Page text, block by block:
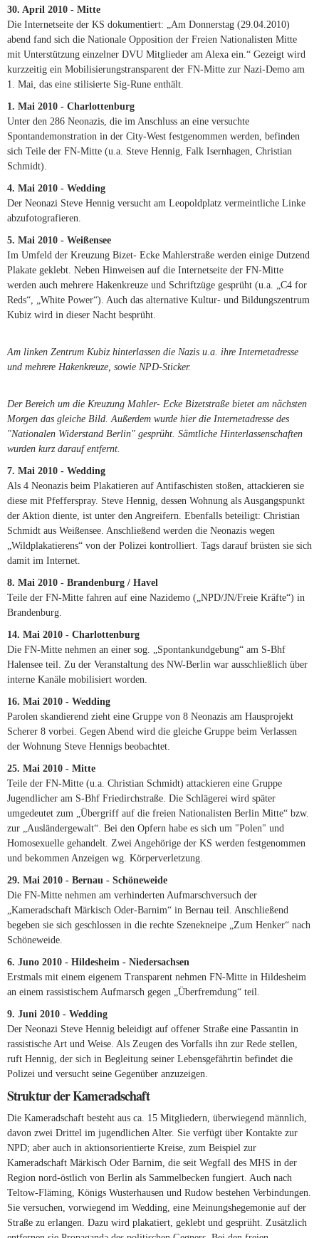
30. April 2010 - Mitte
Die Internetseite der KS dokumentiert: „Am Donnerstag (29.04.2010)
abend fand sich die Nationale Opposition der Freien Nationalisten Mitte
mit Unterstützung einzelner DVU Mitglieder am Alexa ein.“ Gezeigt wird
kurzzeitig ein Mobilisierungstransparent der FN-Mitte zur Nazi-Demo am
1. Mai, das eine stilisierte Sig-Rune enthält.
1. Mai 2010 - Charlottenburg
Unter den 286 Neonazis, die im Anschluss an eine versuchte
Spontandemonstration in der City-West festgenommen werden, befinden
sich Teile der FN-Mitte (u.a. Steve Hennig, Falk Isernhagen, Christian
Schmidt).
4. Mai 2010 - Wedding
Der Neonazi Steve Hennig versucht am Leopoldplatz vermeintliche Linke
abzufotografieren.
5. Mai 2010 - Weißensee
Im Umfeld der Kreuzung Bizet- Ecke Mahlerstraße werden einige Dutzend
Plakate geklebt. Neben Hinweisen auf die Internetseite der FN-Mitte
werden auch mehrere Hakenkreuze und Schriftzüge gesprüht (u.a. „C4 for
Reds“, „White Power“). Auch das alternative Kultur- und Bildungszentrum
Kubiz wird in dieser Nacht besprüht.
Am linken Zentrum Kubiz hinterlassen die Nazis u.a. ihre Internetadresse
und mehrere Hakenkreuze, sowie NPD-Sticker.
Der Bereich um die Kreuzung Mahler- Ecke Bizetstraße bietet am nächsten
Morgen das gleiche Bild. Außerdem wurde hier die Internetadresse des
"Nationalen Widerstand Berlin" gesprüht. Sämtliche Hinterlassenschaften
wurden kurz darauf entfernt.
7. Mai 2010 - Wedding
Als 4 Neonazis beim Plakatieren auf Antifaschisten stoßen, attackieren sie
diese mit Pfefferspray. Steve Hennig, dessen Wohnung als Ausgangspunkt
der Aktion diente, ist unter den Angreifern. Ebenfalls beteiligt: Christian
Schmidt aus Weißensee. Anschließend werden die Neonazis wegen
„Wildplakatierens“ von der Polizei kontrolliert. Tags darauf brüsten sie sich
damit im Internet.
8. Mai 2010 - Brandenburg / Havel
Teile der FN-Mitte fahren auf eine Nazidemo („NPD/JN/Freie Kräfte“) in
Brandenburg.
14. Mai 2010 - Charlottenburg
Die FN-Mitte nehmen an einer sog. „Spontankundgebung“ am S-Bhf
Halensee teil. Zu der Veranstaltung des NW-Berlin war ausschließlich über
interne Kanäle mobilisiert worden.
16. Mai 2010 - Wedding
Parolen skandierend zieht eine Gruppe von 8 Neonazis am Hausprojekt
Scherer 8 vorbei. Gegen Abend wird die gleiche Gruppe beim Verlassen
der Wohnung Steve Hennigs beobachtet.
25. Mai 2010 - Mitte
Teile der FN-Mitte (u.a. Christian Schmidt) attackieren eine Gruppe
Jugendlicher am S-Bhf Friedirchstraße. Die Schlägerei wird später
umgedeutet zum „Übergriff auf die freien Nationalisten Berlin Mitte“ bzw.
zur „Ausländergewalt“. Bei den Opfern habe es sich um "Polen" und
Homosexuelle gehandelt. Zwei Angehörige der KS werden festgenommen
und bekommen Anzeigen wg. Körperverletzung.
29. Mai 2010 - Bernau - Schöneweide
Die FN-Mitte nehmen am verhinderten Aufmarschversuch der
„Kameradschaft Märkisch Oder-Barnim“ in Bernau teil. Anschließend
begeben sie sich geschlossen in die rechte Szenekneipe „Zum Henker“ nach
Schöneweide.
6. Juno 2010 - Hildesheim - Niedersachsen
Erstmals mit einem eigenem Transparent nehmen FN-Mitte in Hildesheim
an einem rassistischem Aufmarsch gegen „Überfremdung“ teil.
9. Juni 2010 - Wedding
Der Neonazi Steve Hennig beleidigt auf offener Straße eine Passantin in
rassistische Art und Weise. Als Zeugen des Vorfalls ihn zur Rede stellen,
ruft Hennig, der sich in Begleitung seiner Lebensgefährtin befindet die
Polizei und versucht seine Gegenüber anzuzeigen.
Struktur der Kameradschaft
Die Kameradschaft besteht aus ca. 15 Mitgliedern, überwiegend männlich,
davon zwei Drittel im jugendlichen Alter. Sie verfügt über Kontakte zur
NPD; aber auch in aktionsorientierte Kreise, zum Beispiel zur
Kameradschaft Märkisch Oder Barnim, die seit Wegfall des MHS in der
Region nord-östlich von Berlin als Sammelbecken fungiert. Auch nach
Teltow-Fläming, Königs Wusterhausen und Rudow bestehen Verbindungen.
Sie versuchen, vorwiegend im Wedding, eine Meinungshegemonie auf der
Straße zu erlangen. Dazu wird plakatiert, geklebt und gesprüht. Zusätzlich